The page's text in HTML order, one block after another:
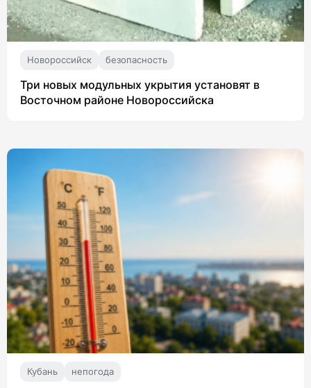
Новороссийск безопасность
Три новых модульных укрытия установят в
Восточном районе Новороссийска
Кубань непогода